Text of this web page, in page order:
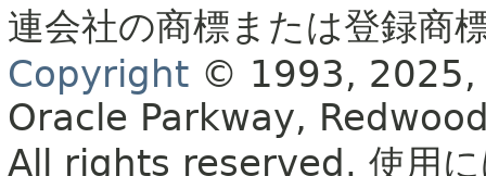
連会社の商標または登録商
Copyright © 1993, 2025,
Oracle Parkway,
All rights reserved. 使用